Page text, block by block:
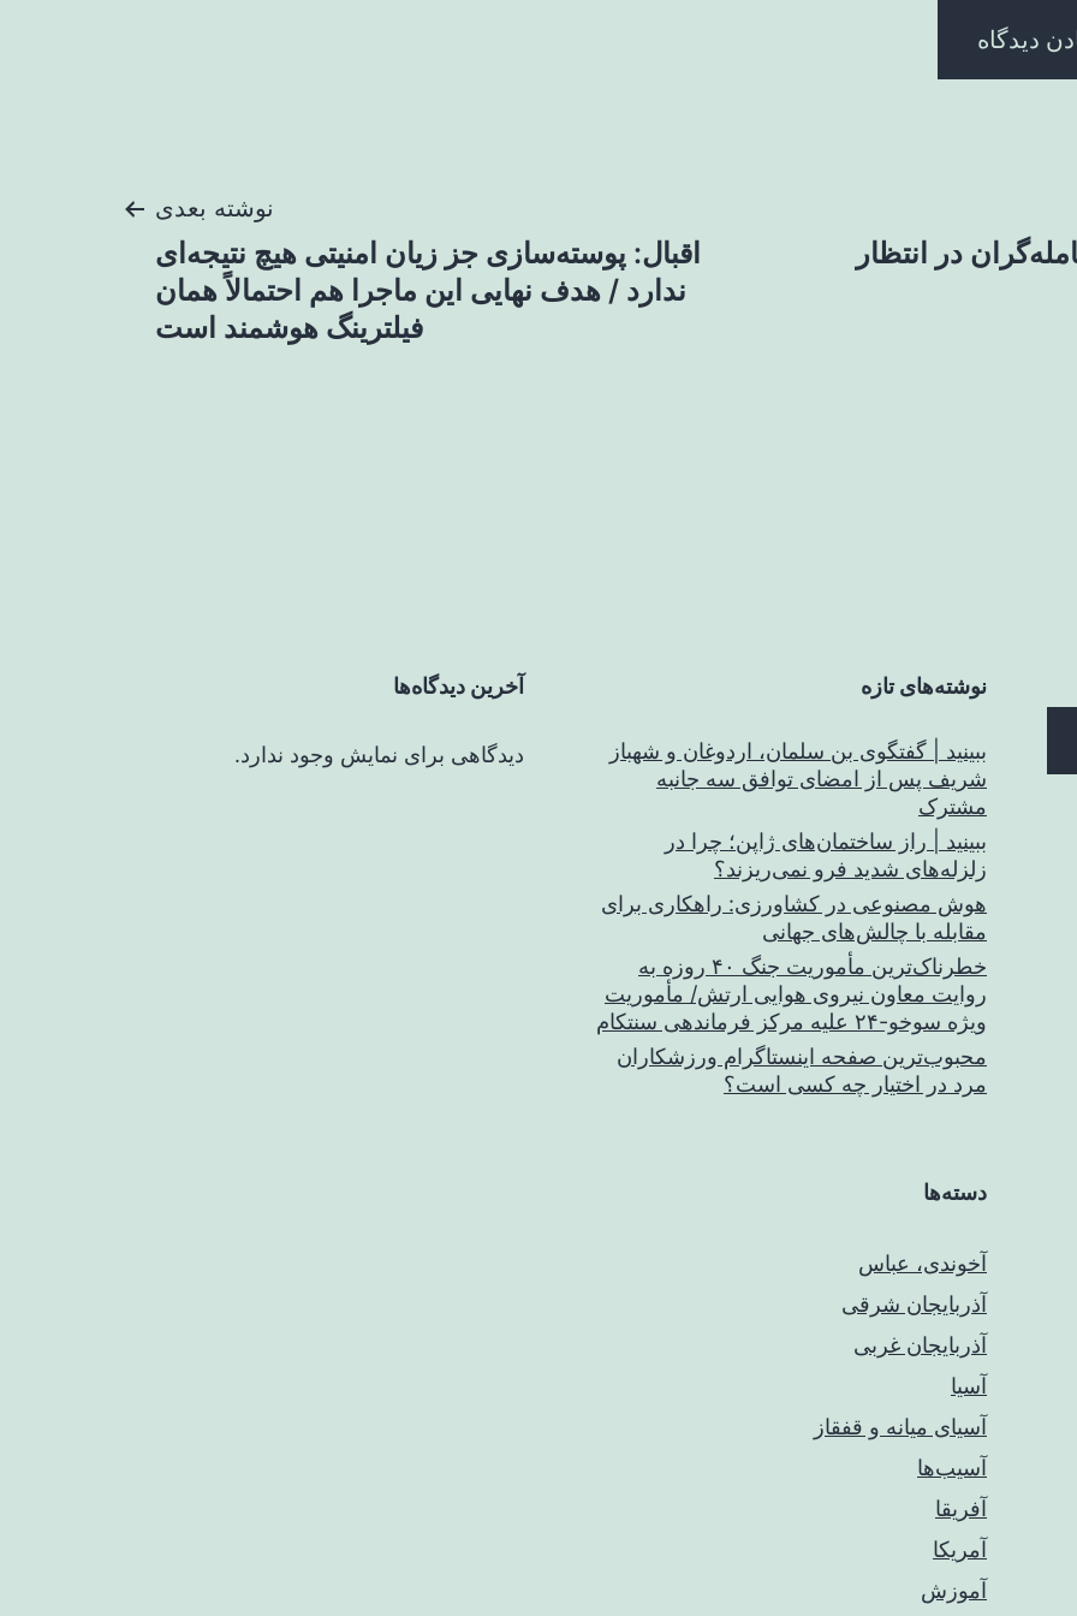
در انتظار
نوشته بعدی
اقبال: پوسته‌سازی جز زیان امنیتی هیچ نتیجه‌ای
ندارد / هدف نهایی این ماجرا هم احتمالاً همان
فیلترینگ هوشمند است
نوشته‌های تازه
ببینید | گفتگوی بن سلمان، اردوغان و شهباز
شریف پس از امضای توافق سه جانبه
مشترک
ببینید | راز ساختمان‌های ژاپن؛ چرا در
زلزله‌های شدید فرو نمی‌ریزند؟
هوش مصنوعی در کشاورزی: راهکاری برای
مقابله با چالش‌های جهانی
خطرناک‌ترین مأموریت جنگ ۴۰ روزه به
روایت معاون نیروی هوایی ارتش/ مأموریت
ویژه سوخو-۲۴ علیه مرکز فرماندهی سنتکام
محبوب‌ترین صفحه اینستاگرام ورزشکاران
مرد در اختیار چه کسی است؟
آخرین دیدگاه‌ها
دیدگاهی برای نمایش وجود ندارد.
دسته‌ها
آخوندی، عباس
آذربایجان شرقی
آذربایجان غربی
آسیا
آسیای میانه و قفقاز
آسیب‌ها
آفریقا
آمریکا
آموزش